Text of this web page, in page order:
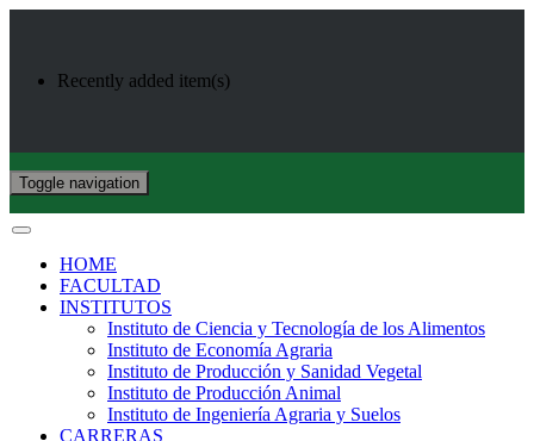
Recently added item(s)
Toggle navigation
HOME
FACULTAD
INSTITUTOS
Instituto de Ciencia y Tecnología de los Alimentos
Instituto de Economía Agraria
Instituto de Producción y Sanidad Vegetal
Instituto de Producción Animal
Instituto de Ingeniería Agraria y Suelos
CARRERAS